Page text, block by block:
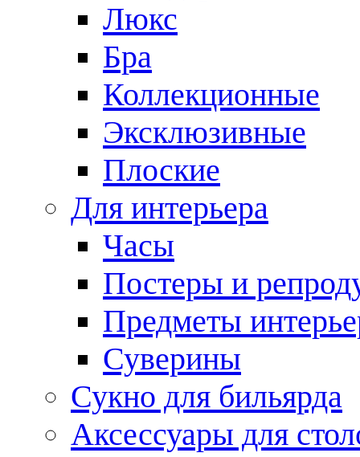
Люкс
Бра
Коллекционные
Эксклюзивные
Плоские
Для интерьера
Часы
Постеры и
Предметы
Суверины
Сукно для бильярда
Аксессуары для